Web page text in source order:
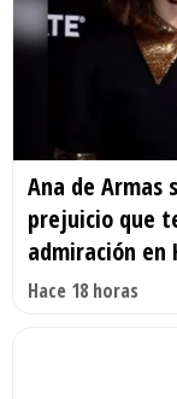
Ana de Armas
prejuicio que
admiración en
Hace 18 horas